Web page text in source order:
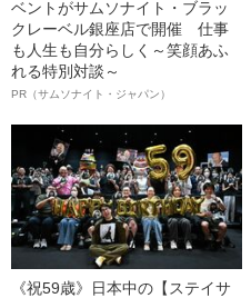
ベントがサムソナイト・ブラッ
クレーベル銀座店で開催 仕事
も人生も自分らしく～笑顔あふ
れる特別対談～
PR（サムソナイト・ジャパン）
《祝59歳》日本中の【ステイサ